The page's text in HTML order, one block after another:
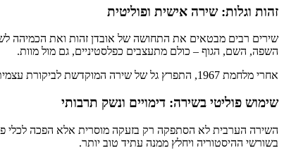
זהות וגלות: שירה אישית ופוליטית
שירים רבים מבטאים את התחושה של אובדן זהות ואת הכמיהה
השפה, השם, הגוף – כולם מתעצבים כפלסטיניים, גם מול מוות.
אחרי מלחמת 1967, התפרץ גל של שירה המוקדשת לביקורת עצמית וחשבון נפש. ניזאר קבאני נזף בחברה הערבית על סגירותה בפני העולם, והאיץ בקריאה, בלמידה ובפתיחות.
שימוש פוליטי בשירה: דימויים ונשק תרבותי
השירה הערבית לא הסתפקה רק בזעקה מוסרית אלא הפכה לכלי
בשורשי ההיסטוריה ויחלץ ממנה עתיד טוב יותר.